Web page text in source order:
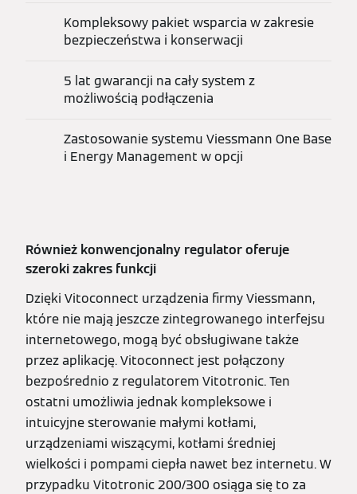
Kompleksowy pakiet wsparcia w zakresie
bezpieczeństwa i konserwacji
5 lat gwarancji na cały system z
możliwością podłączenia
Zastosowanie systemu Viessmann One Base
i Energy Management w opcji
Również konwencjonalny regulator oferuje
szeroki zakres funkcji
Dzięki Vitoconnect urządzenia firmy Viessmann,
które nie mają jeszcze zintegrowanego interfejsu
internetowego, mogą być obsługiwane także
przez aplikację. Vitoconnect jest połączony
bezpośrednio z regulatorem Vitotronic. Ten
ostatni umożliwia jednak kompleksowe i
intuicyjne sterowanie małymi kotłami,
urządzeniami wiszącymi, kotłami średniej
wielkości i pompami ciepła nawet bez internetu. W
przypadku Vitotronic 200/300 osiąga się to za